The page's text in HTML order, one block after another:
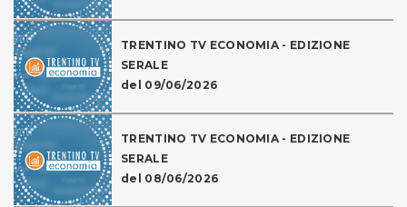
TRENTINO TV ECONOMIA - EDIZIONE
SERALE
del 09/06/2026
TRENTINO TV ECONOMIA - EDIZIONE
SERALE
del 08/06/2026